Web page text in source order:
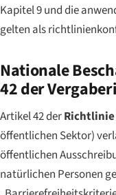
Kapitel 9 und die
gelten als
Nationale
42 der
Artikel 42 derRichtlinie
öffentlichen Sektor)
öffentlichen
natürlichen Personen